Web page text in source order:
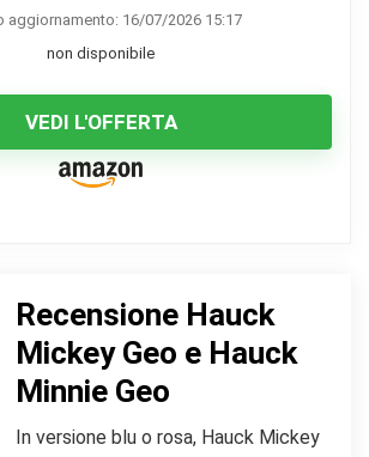
aggiornamento: 16/07/2026 15:17
non disponibile
VEDI L'OFFERTA
Recensione Hauck
Mickey Geo e Hauck
Minnie Geo
In versione blu o rosa, Hauck Mickey